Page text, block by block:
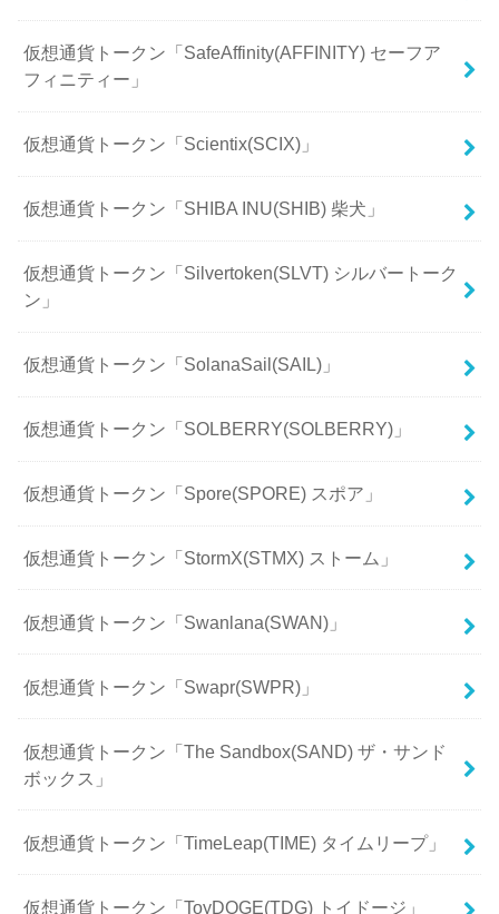
仮想通貨トークン「SafeAffinity(AFFINITY) セーフア
フィニティー」
仮想通貨トークン「Scientix(SCIX)」
仮想通貨トークン「SHIBA INU(SHIB) 柴犬」
仮想通貨トークン「Silvertoken(SLVT) シルバートーク
ン」
仮想通貨トークン「SolanaSail(SAIL)」
仮想通貨トークン「SOLBERRY(SOLBERRY)」
仮想通貨トークン「Spore(SPORE) スポア」
仮想通貨トークン「StormX(STMX) ストーム」
仮想通貨トークン「Swanlana(SWAN)」
仮想通貨トークン「Swapr(SWPR)」
仮想通貨トークン「The Sandbox(SAND) ザ・サンド
ボックス」
仮想通貨トークン「TimeLeap(TIME) タイムリープ」
仮想通貨トークン「ToyDOGE(TDG) トイドージ」